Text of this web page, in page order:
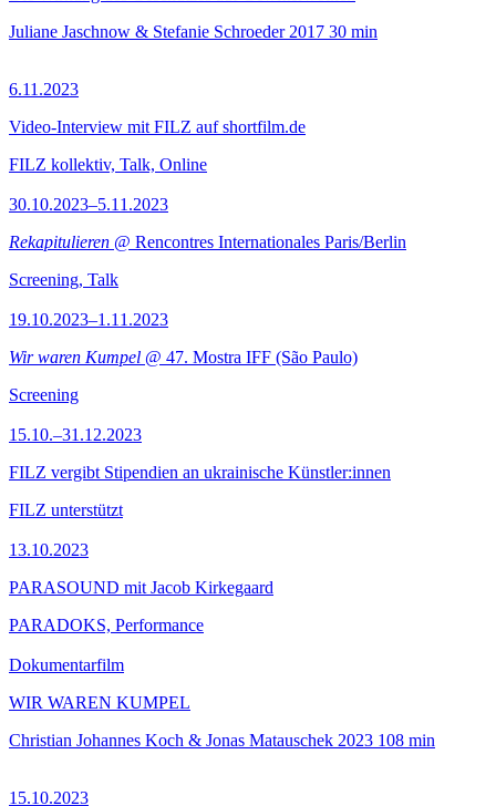
Juliane Jaschnow & Stefanie Schroeder 2017 30 min
6.11.2023
Video-Interview mit FILZ auf shortfilm.de
FILZ kollektiv, Talk, Online
30.10.2023–5.11.2023
Rekapitulieren @ Rencontres Internationales Paris/Berlin
Screening, Talk
19.10.2023–1.11.2023
Wir waren Kumpel @ 47. Mostra IFF (São Paulo)
Screening
15.10.–31.12.2023
FILZ vergibt Stipendien an ukrainische Künstler:innen
FILZ unterstützt
13.10.2023
PARASOUND mit Jacob Kirkegaard
PARADOKS, Performance
Dokumentarfilm
WIR WAREN KUMPEL
Christian Johannes Koch & Jonas Matauschek 2023 108 min
15.10.2023